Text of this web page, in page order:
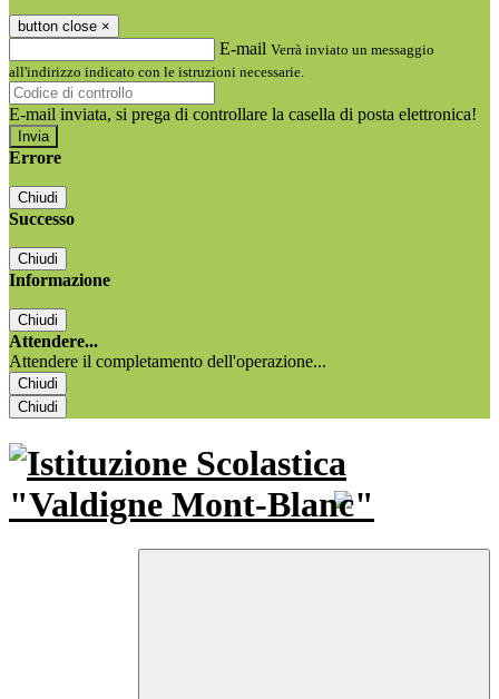
button close ×
E-mail Verrà inviato un messaggio
all'indirizzo indicato con le istruzioni necessarie.
E-mail inviata, si prega di controllare la casella di posta elettronica!
Errore
Chiudi
Successo
Chiudi
Informazione
Chiudi
Attendere...
Attendere il completamento dell'operazione...
Chiudi
Chiudi